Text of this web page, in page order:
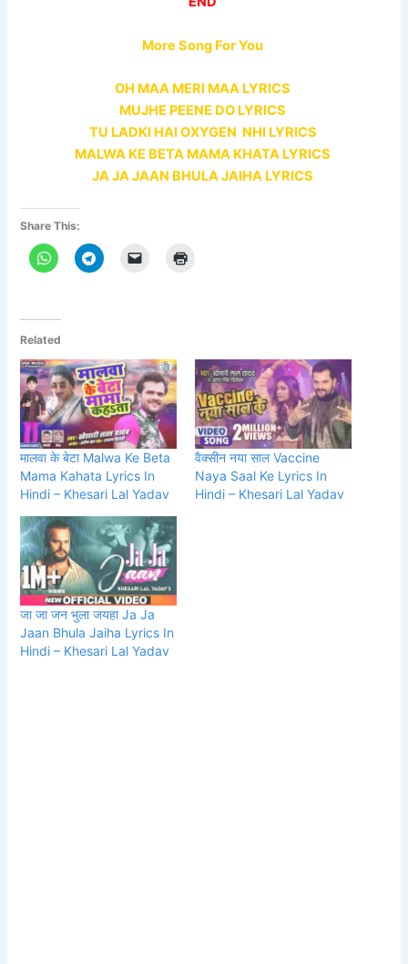
More Song For You
OH MAA MERI MAA LYRICS
MUJHE PEENE DO LYRICS
TU LADKI HAI OXYGEN NHI LYRICS
MALWA KE BETA MAMA KHATA LYRICS
JA JA JAAN BHULA JAIHA LYRICS
Share This:
Related
मालवा के बेटा Malwa Ke Beta
Mama Kahata Lyrics In
Hindi – Khesari Lal Yadav
वैक्सीन नया साल Vaccine
Naya Saal Ke Lyrics In
Hindi – Khesari Lal Yadav
जा जा जन भुला जयहा Ja Ja
Jaan Bhula Jaiha Lyrics In
Hindi – Khesari Lal Yadav